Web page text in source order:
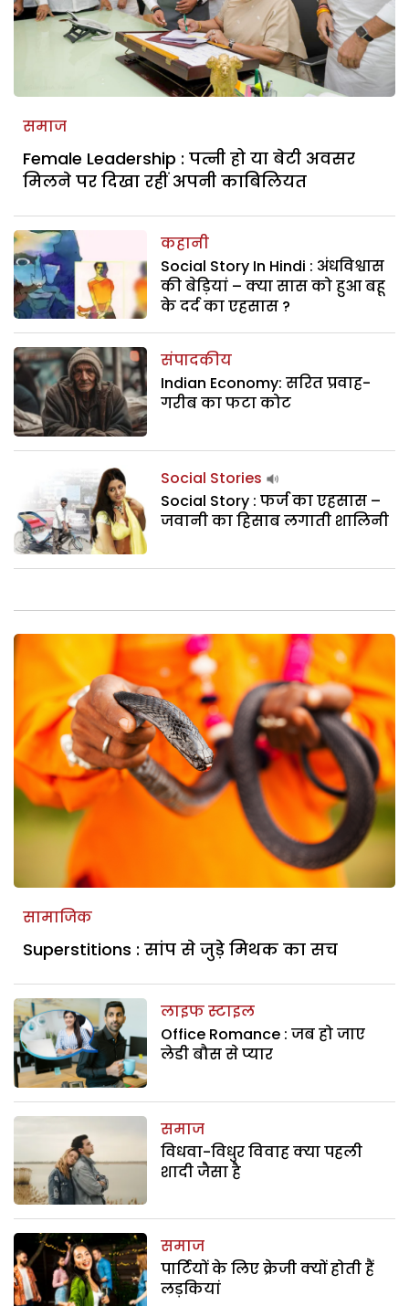
समाज
Female Leadership : पत्नी हो या बेटी अवसर
मिलने पर दिखा रहीं अपनी काबिलियत
कहानी
Social Story In Hindi : अंधविश्वास
की बेड़ियां – क्या सास को हुआ बहू
के दर्द का एहसास ?
संपादकीय
Indian Economy: सरित प्रवाह-
गरीब का फटा कोट
Social Stories
Social Story : फर्ज का एहसास –
जवानी का हिसाब लगाती शालिनी
सामाजिक
Superstitions : सांप से जुड़े मिथक का सच
लाइफ स्टाइल
Office Romance : जब हो जाए
लेडी बौस से प्‍यार
समाज
विधवा-विधुर विवाह क्या पहली
शादी जैसा है
समाज
पार्टियों के लिए क्रेजी क्यों होती हैं
लड़कियां